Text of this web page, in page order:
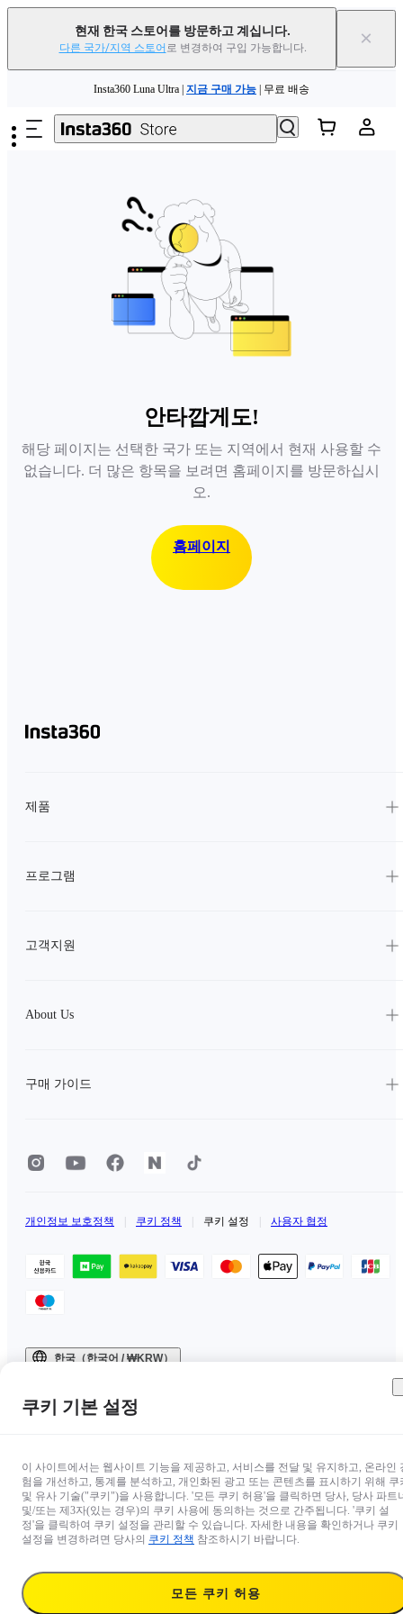
현재 한국 스토어를 방문하고 계십니다.
다른 국가/지역 스토어 로 변경하여 구입 가능합니다. ×
Insta360 Luna Ultra | 지금 구매 가능 | 무료 배송
Insta360 Luna Ultra | | 무료 배송
안타깝게도!
해당 페이지는 선택한 국가 또는 지역에서 현재 사용할 수
없습니다. 더 많은 항목을 보려면 홈페이지를 방문하십시
오.
홈페이지
제품
프로그램
고객지원
About Us
구매 가이드
개인정보 보호정책 쿠키 정책 쿠키 설정 사용자 협정
한국（한국어 / ₩KRW）
쿠키 기본 설정
이 사이트에서는 웹사이트 기능을 제공하고, 서비스를 전달 및 유지하고, 온라인
험을 개선하고, 통계를 분석하고, 개인화된 광고 또는 콘텐츠를 표시하기 위해 쿠
및 유사 기술("쿠키")을 사용합니다. '모든 쿠키 허용'을 클릭하면 당사, 당사 파트
및/또는 제3자(있는 경우)의 쿠키 사용에 동의하는 것으로 간주됩니다. '쿠키 설
정'을 클릭하여 쿠키 설정을 관리할 수 있습니다. 자세한 내용을 확인하거나 쿠키
설정을 변경하려면 당사의 쿠키 정책 참조하시기 바랍니다.
모든 쿠키 허용